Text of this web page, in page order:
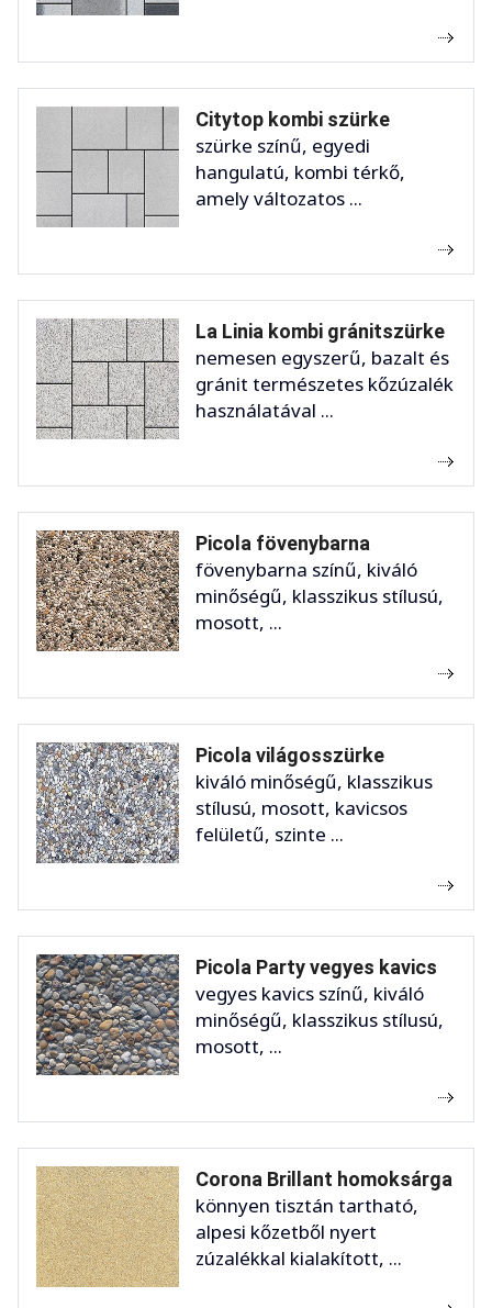
Citytop kombi szürke
szürke színű, egyedi
hangulatú, kombi térkő,
amely változatos ...
La Linia kombi gránitszürke
nemesen egyszerű, bazalt és
gránit természetes kőzúzalék
használatával ...
Picola fövenybarna
fövenybarna színű, kiváló
minőségű, klasszikus stílusú,
mosott, ...
Picola világosszürke
kiváló minőségű, klasszikus
stílusú, mosott, kavicsos
felületű, szinte ...
Picola Party vegyes kavics
vegyes kavics színű, kiváló
minőségű, klasszikus stílusú,
mosott, ...
Corona Brillant homoksárga
könnyen tisztán tartható,
alpesi kőzetből nyert
zúzalékkal kialakított, ...